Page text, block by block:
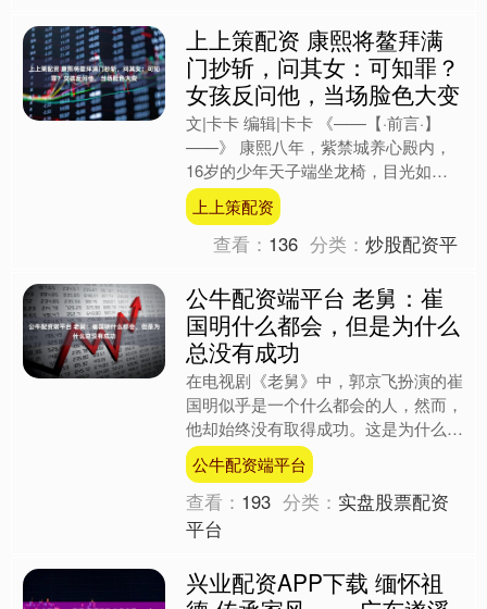
上上策配资 康熙将鳌拜满
门抄斩，问其女：可知罪？
女孩反问他，当场脸色大变
文|卡卡 编辑|卡卡 《——【·前言·】
——》 康熙八年，紫禁城养心殿内，
16岁的少年天子端坐龙椅，目光如
刀。殿下跪着一个8岁的小女孩，她是
刚被擒拿的权臣鳌拜之....
上上策配资
查看： 136 分类：炒股配资平
公牛配资端平台 老舅：崔
国明什么都会，但是为什么
总没有成功
在电视剧《老舅》中，郭京飞扮演的崔
国明似乎是一个什么都会的人，然而，
他却始终没有取得成功。这是为什么
呢？ 剧中，编导把崔国明塑造成了一
个全能型人才。他的赚钱方式....
公牛配资端平台
查看： 193 分类： 实盘股票配资
平台
兴业配资APP下载 缅怀祖